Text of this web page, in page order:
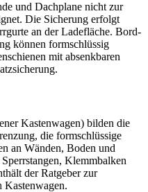
und Dachplane nicht zur
Die Sicherung erfolgt
an der Ladefläche. Bord-
können formschlüssig
mit absenkbaren
Kastenwagen) bilden die
die formschlüssige
an Wänden, Boden und
Klemmbalken
der Ratgeber zur
Kastenwagen.